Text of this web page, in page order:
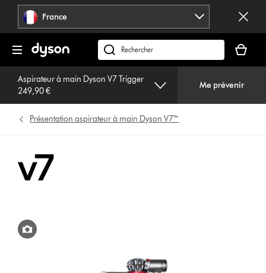
Sauter
pages
France
Rechercher
des
produits
panier
est
Aspirateur à main Dyson V7 Trigger
249,90 €
Me prévenir
Présentation aspirateur à main Dyson V7™